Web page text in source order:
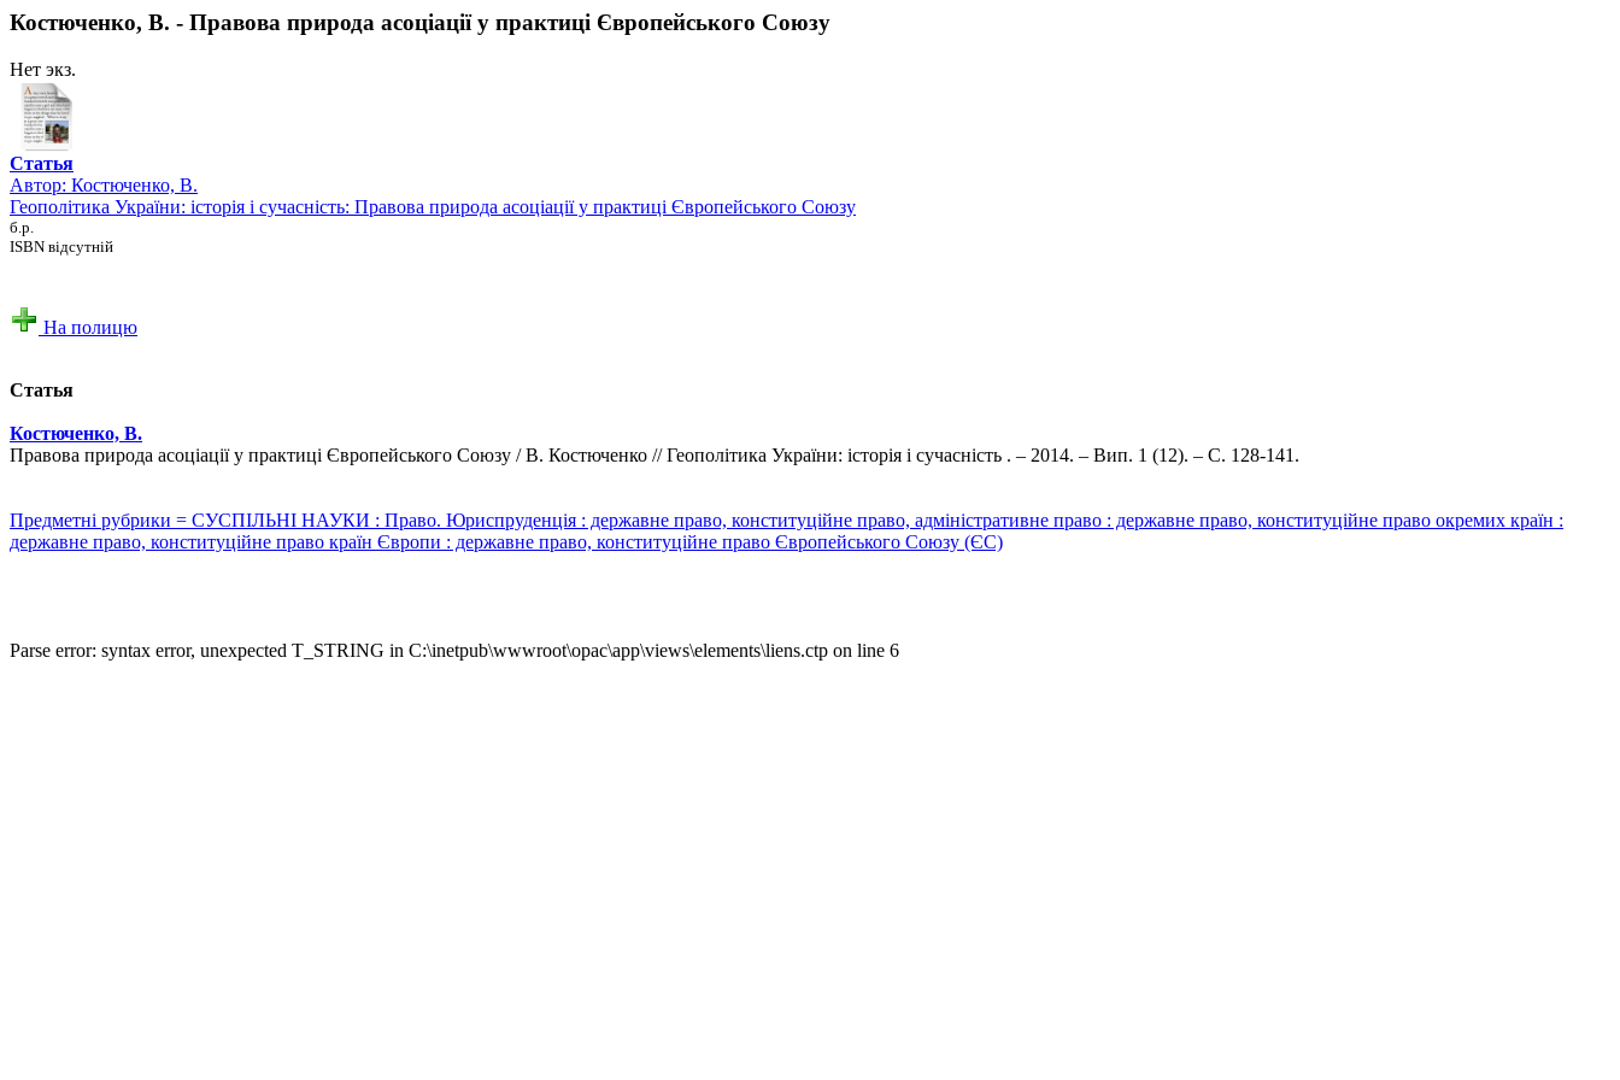
Костюченко, В. - Правова природа асоціації у практиці Європейського Союзу
Нет экз.
Статья
Автор: Костюченко, В.
Геополітика України: історія і сучасність: Правова природа асоціації у практиці Європейського Союзу
б.р.
ISBN відсутній
На полицю
Статья
Костюченко, В.
Правова природа асоціації у практиці Європейського Союзу / В. Костюченко // Геополітика України: історія і сучасність . – 2014. – Вип. 1 (12). – С. 128-141.
Предметні рубрики = СУСПІЛЬНІ НАУКИ : Право. Юриспруденція : державне право, конституційне право, адміністративне право : державне право, конституційне право окремих країн :
державне право, конституційне право країн Європи : державне право, конституційне право Європейського Союзу (ЄС)
Parse error: syntax error, unexpected T_STRING in C:\inetpub\wwwroot\opac\app\views\elements\liens.ctp on line 6